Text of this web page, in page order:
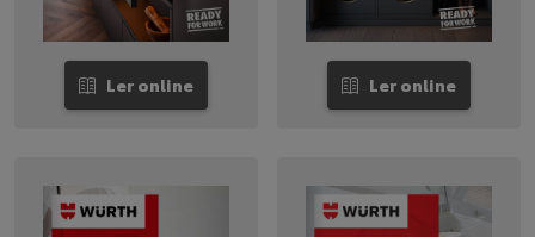
Ler online Ler online